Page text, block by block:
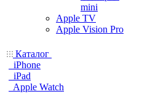
mini
Apple TV
Apple Vision Pro
Каталог
iPhone
iPad
Apple Watch